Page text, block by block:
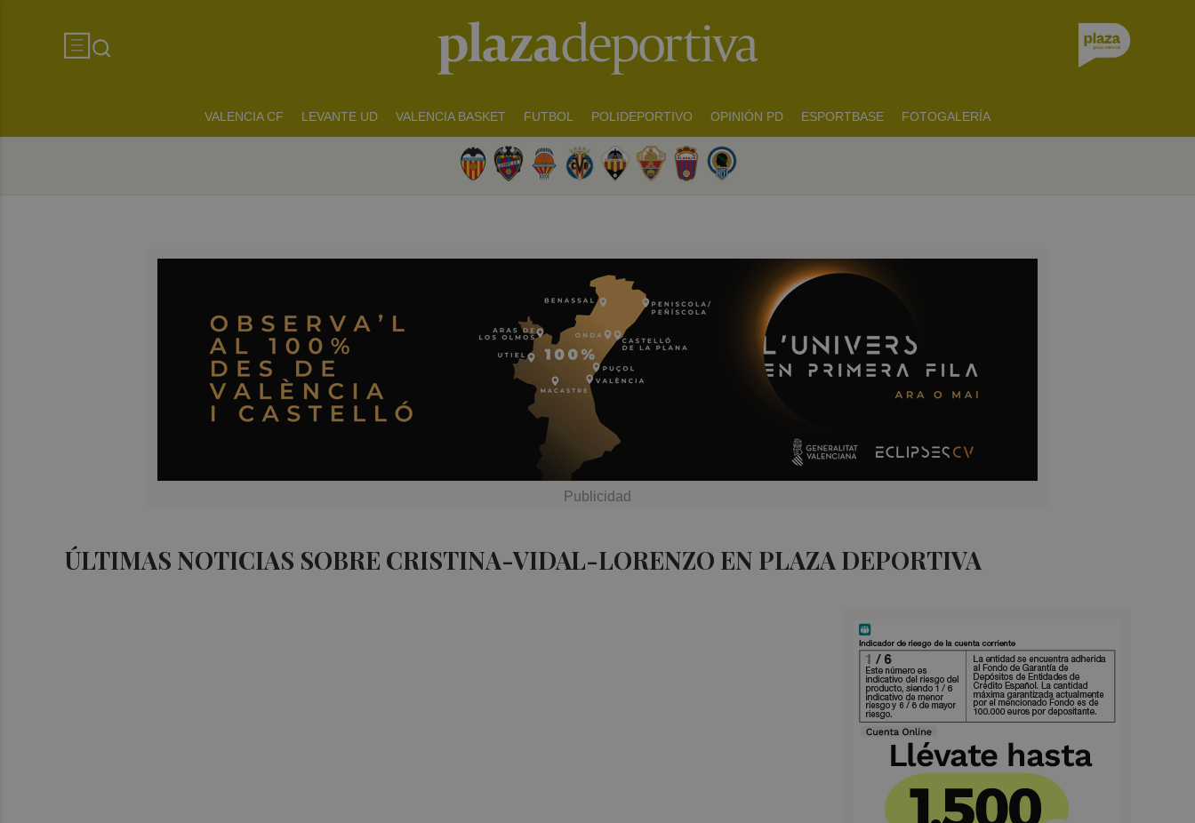
VALENCIA CF LEVANTE UD VALENCIA BASKET FUTBOL POLIDEPORTIVO OPINIÓN PD ESPORTBASE FOTOGALERÍA
ÚLTIMAS NOTICIAS SOBRE CRISTINA-VIDAL-LORENZO EN PLAZA DEPORTIVA